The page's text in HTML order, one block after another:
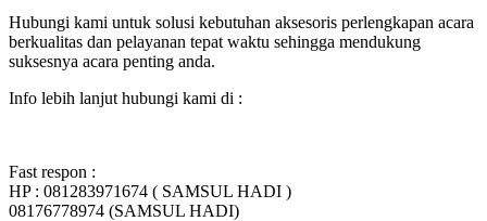
Hubungi kami untuk solusi kebutuhan aksesoris perlengkapan acara
berkualitas dan pelayanan tepat waktu sehingga mendukung
suksesnya acara penting anda.
Info lebih lanjut hubungi kami di :
Fast respon :
HP : 081283971674 ( SAMSUL HADI )
08176778974 (SAMSUL HADI)